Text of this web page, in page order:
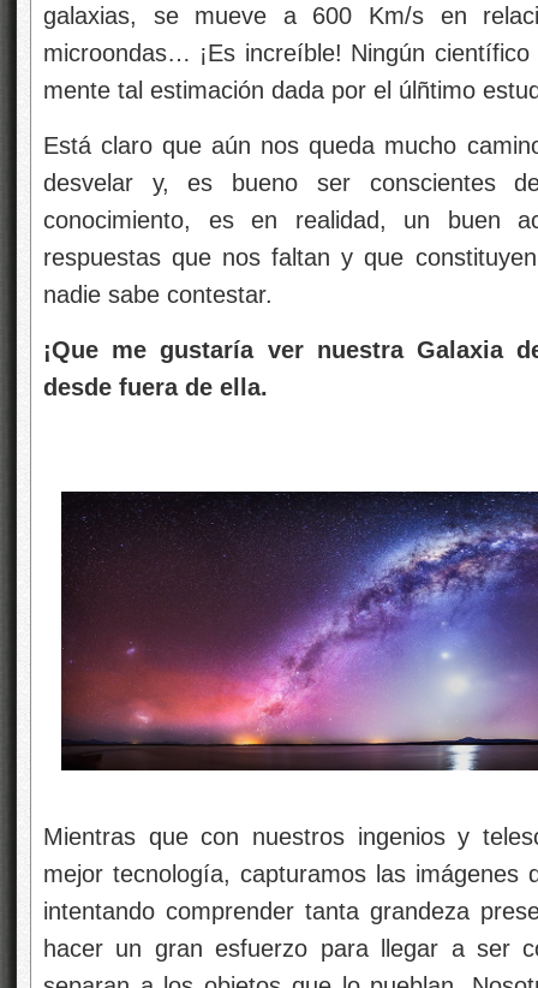
galaxias, se mueve a 600 Km/s en
microondas… ¡Es increíble! Ningún
mente tal estimación dada por el úlñtimo
Está claro que aún nos queda mucho
desvelar y, es bueno ser conscientes
conocimiento, es en realidad, un buen
respuestas que nos faltan y que
nadie sabe contestar.
¡Que me gustaría ver nuestra Galaxia
desde fuera de ella.
Mientras que con nuestros ingenios y
mejor tecnología, capturamos las imágenes
intentando comprender tanta grandeza
hacer un gran esfuerzo para llegar a ser